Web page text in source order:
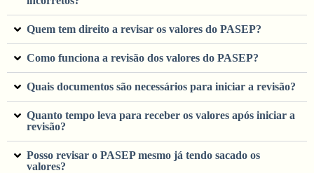
Quem tem direito a revisar os valores do PASEP?
Como funciona a revisão dos valores do PASEP?
Quais documentos são necessários para iniciar a revisão?
Quanto tempo leva para receber os valores após iniciar a
revisão?
Posso revisar o PASEP mesmo já tendo sacado os
valores?